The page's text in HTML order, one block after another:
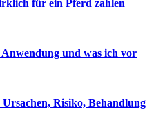
für ein Pferd zahlen
und was ich vor
Risiko, Behandlung